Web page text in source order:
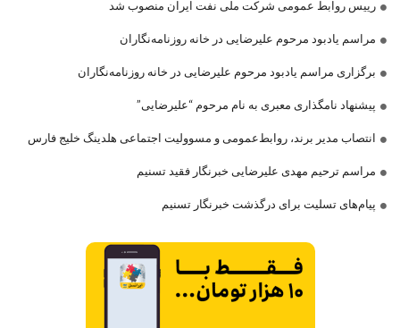
رییس روابط عمومی شرکت ملی نفت ایران منصوب شد
مراسم یادبود مرحوم علیرضایی در خانه روزنامه‌نگاران
برگزاری مراسم یادبود مرحوم علیرضایی در خانه روزنامه‌نگاران
پیشنهاد نامگذاری معبری به نام مرحوم “علیرضایی”
انتصاب مدیر برند، روابط‌عمومی و مسوولیت اجتماعی هلدینگ خلیج فارس
مراسم ترحیم مهدی علیرضایی خبرنگار فقید تسنیم
پیام‌های تسلیت برای درگذشت خبرنگار تسنیم